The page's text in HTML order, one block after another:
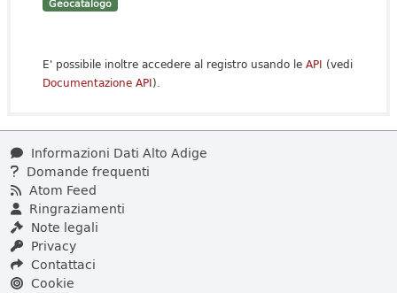
Geocatalogo
E' possibile inoltre accedere al registro usando le API (vedi
Documentazione API).
Informazioni Dati Alto Adige
Domande frequenti
Atom Feed
Ringraziamenti
Note legali
Privacy
Contattaci
Cookie